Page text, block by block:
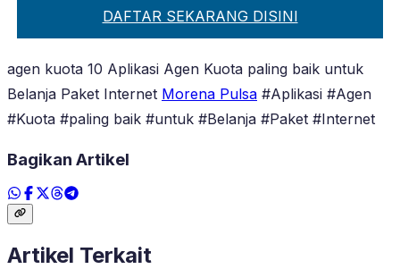
DAFTAR SEKARANG DISINI
agen kuota 10 Aplikasi Agen Kuota paling baik untuk
Belanja Paket Internet Morena Pulsa #Aplikasi #Agen
#Kuota #paling baik #untuk #Belanja #Paket #Internet
Bagikan Artikel
Artikel Terkait